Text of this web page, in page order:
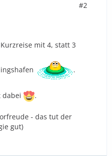
#2
mit 4, statt 3
.
dabei
.
- das tut der
gut)